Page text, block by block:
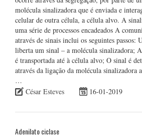
molécula sinalizadora que é enviada e
celular de outra célula, a célula alvo. A
uma série de processos encadeados A
através de sinais inclui os seguintes passos:
liberta um sinal – a molécula sinalizadora;
é transportada até à célula alvo; O sinal é
através da ligação da molécula sinalizadora
…
César Esteves
16-01-2019
Adenilato ciclase